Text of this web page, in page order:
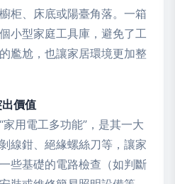
柜、床底或陽臺角落。一箱
小型家庭工具庫，避免了工
尷尬，也讓家居環境更加整
價值
用電工多功能”，是其一大
線鉗、絕緣螺絲刀等，讓家
些基礎的電路檢查（如判斷